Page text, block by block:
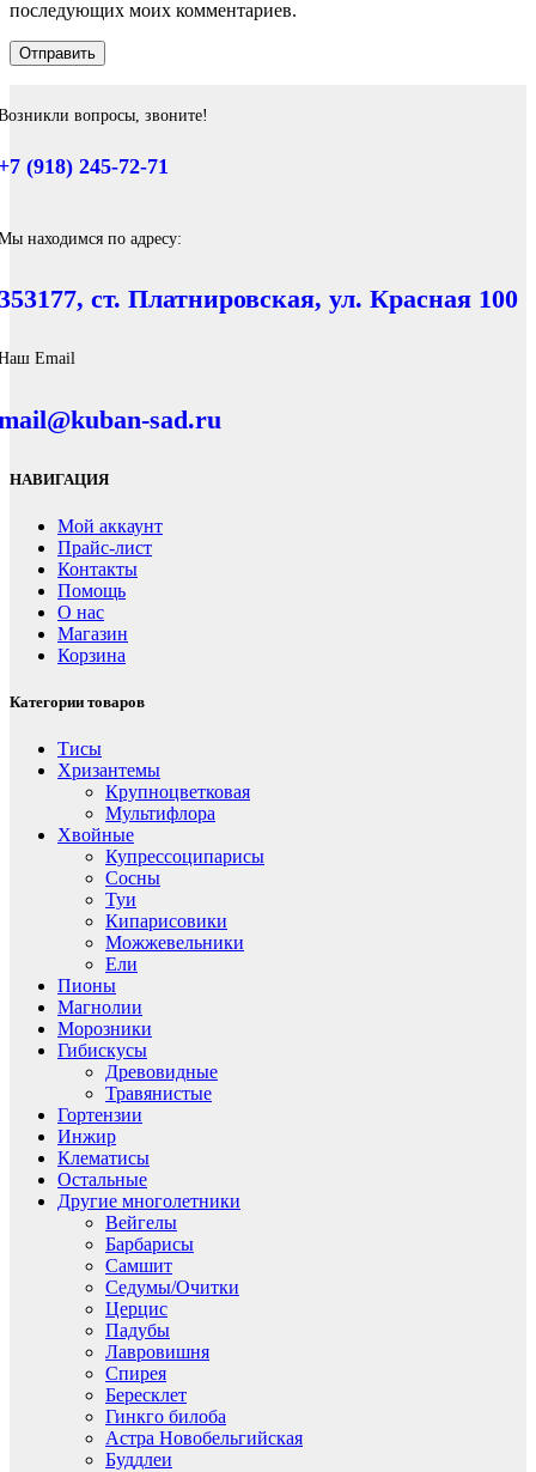
последующих моих комментариев.
вопросы, звоните!
(918) 245-72-71
находимся по адресу:
ст. Платнировская, ул. Красная 100
Email
sad.ru
НАВИГАЦИЯ
Мой аккаунт
Прайс-лист
Контакты
Помощь
О нас
Магазин
Корзина
Категории товаров
Тисы
Хризантемы
Крупноцветковая
Мультифлора
Хвойные
Купрессоципарисы
Сосны
Туи
Кипарисовики
Можжевельники
Ели
Пионы
Магнолии
Морозники
Гибискусы
Древовидные
Травянистые
Гортензии
Инжир
Клематисы
Остальные
Другие многолетники
Вейгелы
Барбарисы
Самшит
Седумы/Очитки
Церцис
Падубы
Лавровишня
Спирея
Бересклет
Гинкго билоба
Астра Новобельгийская
Буддлеи